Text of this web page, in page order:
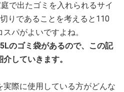
で出たゴミを入れられるサイ
りであることを考えると110
パがよいですよね。
のゴミ袋があるので、この記
していきます。
実際に使用している方がどんな